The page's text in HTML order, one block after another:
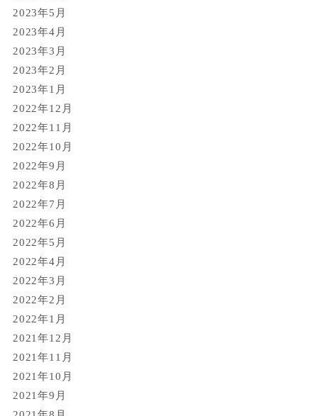
2023年5月
2023年4月
2023年3月
2023年2月
2023年1月
2022年12月
2022年11月
2022年10月
2022年9月
2022年8月
2022年7月
2022年6月
2022年5月
2022年4月
2022年3月
2022年2月
2022年1月
2021年12月
2021年11月
2021年10月
2021年9月